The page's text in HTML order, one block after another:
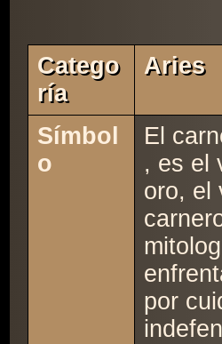
Catego
Ría
Aries
Símbol
o
El
, es el
oro, el
por